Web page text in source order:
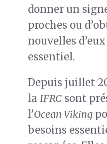
donner un
proches ou
nouvelles
essentiel.
Depuis juillet
la IFRC sont
l’Ocean Viking
besoins